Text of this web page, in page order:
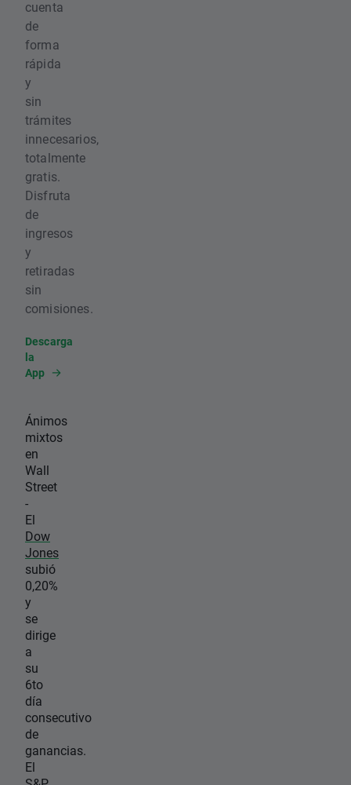
cuenta
de
forma
rápida
y
sin
trámites
innecesarios,
totalmente
gratis.
Disfruta
de
ingresos
y
retiradas
sin
comisiones.
Descarga
la
App
Ánimos
mixtos
en
Wall
Street
-
El
Dow
Jones
subió
0,20%
y
se
dirige
a
su
6to
día
consecutivo
de
ganancias.
El